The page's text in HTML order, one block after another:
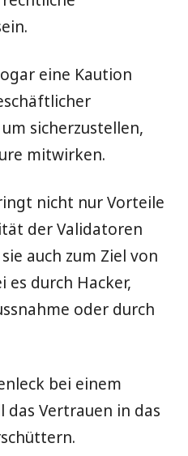
eine Kaution
sicherzustellen,
mitwirken.
nicht nur Vorteile
der Validatoren
auch zum Ziel von
es durch Hacker,
oder durch
bei einem
das Vertrauen in das